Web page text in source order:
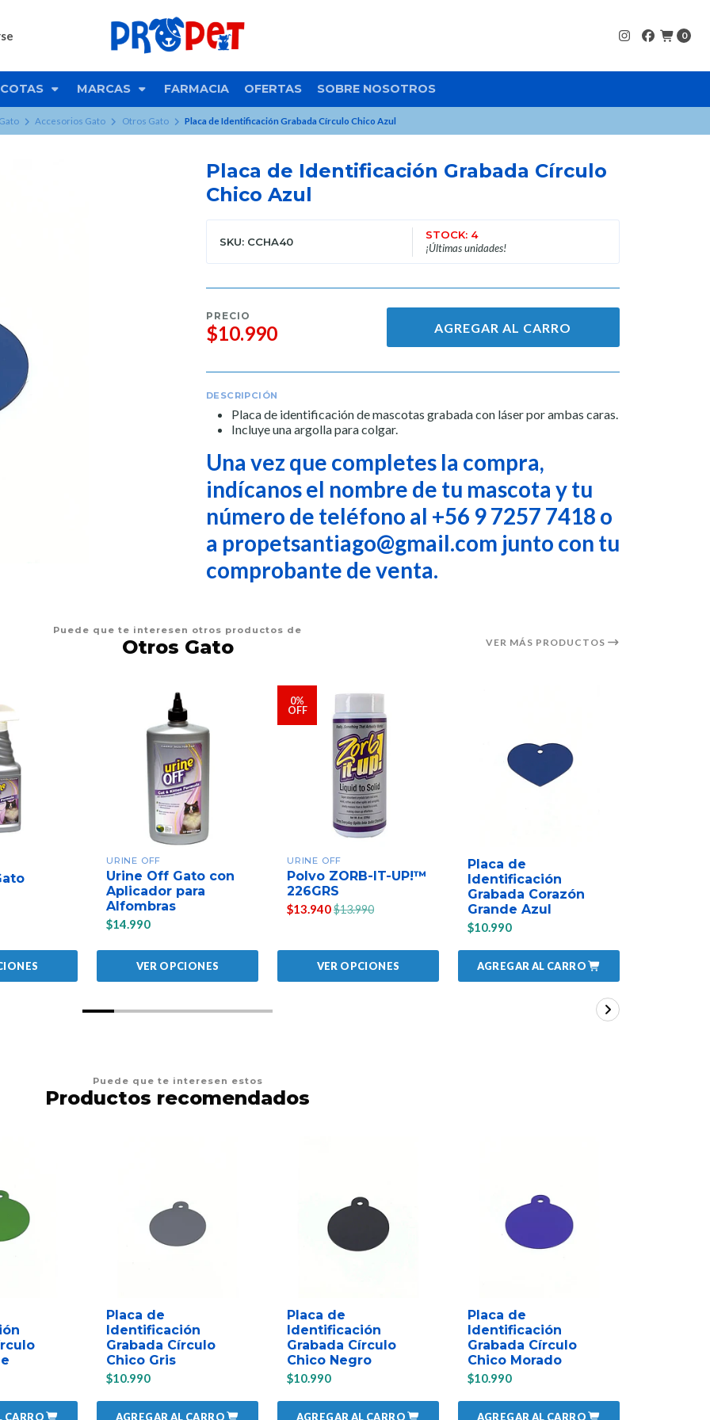
0
MARCAS FARMACIA OFERTAS SOBRE NOSOTROS
Accesorios Gato Otros Gato Placa de Identificación Grabada Círculo Chico Azul
Placa de Identificación Grabada Círculo
Chico Azul
SKU: CCHA40
STOCK: 4
¡Últimas unidades!
PRECIO
$10.990 AGREGAR AL CARRO
DESCRIPCIÓN
Placa de identificación de mascotas grabada con láser por ambas caras.
Incluye una argolla para colgar.
Una vez que completes la compra,
indícanos el nombre de tu mascota y tu
número de teléfono al +56 9 7257 7418 o
a propetsantiago@gmail.com junto con tu
comprobante de venta.
Puede que te interesen otros productos de
Otros Gato VER MÁS PRODUCTOS
URINE OFF
Urine Off Gato con
Aplicador para
Alfombras
$14.990
VER OPCIONES
0%
OFF
URINE OFF
Polvo ZORB-IT-UP!™
226GRS
$13.940$13.990
VER OPCIONES
Placa de
Identificación
Grabada Corazón
Grande Azul
$10.990
AGREGAR AL CARRO
Puede que te interesen estos
Productos recomendados
CARRO
Placa de
Identificación
Grabada Círculo
Chico Gris
$10.990
AGREGAR AL CARRO
Placa de
Identificación
Grabada Círculo
Chico Negro
$10.990
AGREGAR AL CARRO
Placa de
Identificación
Grabada Círculo
Chico Morado
$10.990
AGREGAR AL CARRO